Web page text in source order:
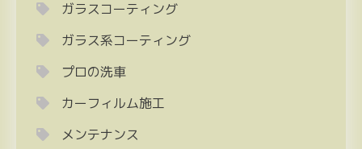
ガラスコーティング
ガラス系コーティング
プロの洗車
カーフィルム施工
メンテナンス